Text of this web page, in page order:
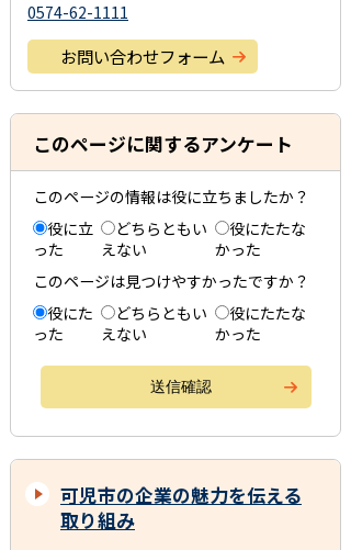
0574-62-1111
お問い合わせフォーム
このページに関するアンケート
このページの情報は役に立ちましたか？
役に立
った
どちらともい
えない
役にたたな
かった
このページは見つけやすかったですか？
役にた
った
どちらともい
えない
役にたたな
かった
可児市の企業の魅力を伝える
取り組み